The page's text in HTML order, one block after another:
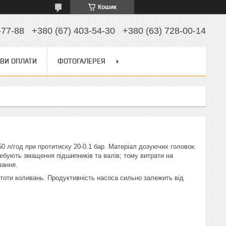
Кошик
88 +380 (67) 403-54-30 +380 (63) 728-00-14
ОПЛАТИ ФОТОГАЛЕРЕЯ
л/год при протитиску 20-0.1 бар. Матеріал дозуючих головок:
змащення підшипників та валів; тому витрати на
коливань. Продуктивність насоса сильно залежить від